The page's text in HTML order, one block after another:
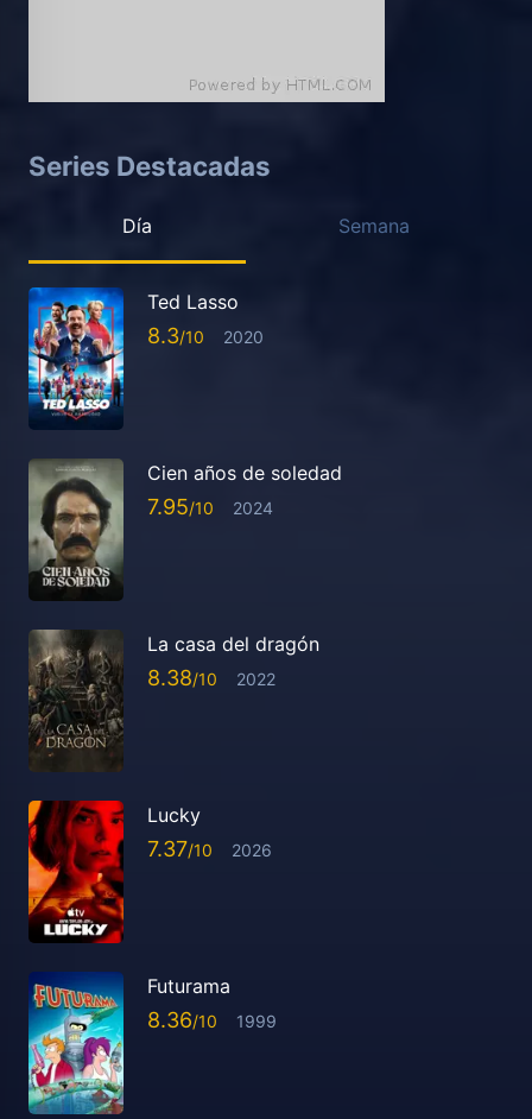
Series Destacadas
Día Semana
Ted Lasso
8.3 2020
Cien años de soledad
7.95 2024
La casa del dragón
8.38 2022
Lucky
7.37 2026
Futurama
8.36 1999